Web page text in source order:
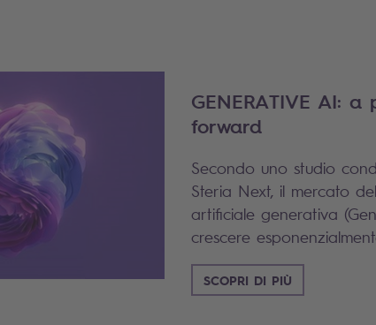
GENERATIVE AI: a
forward
Secondo uno studio
Steria Next, il mercato
artificiale generativa
crescere
SCOPRI DI PIÙ